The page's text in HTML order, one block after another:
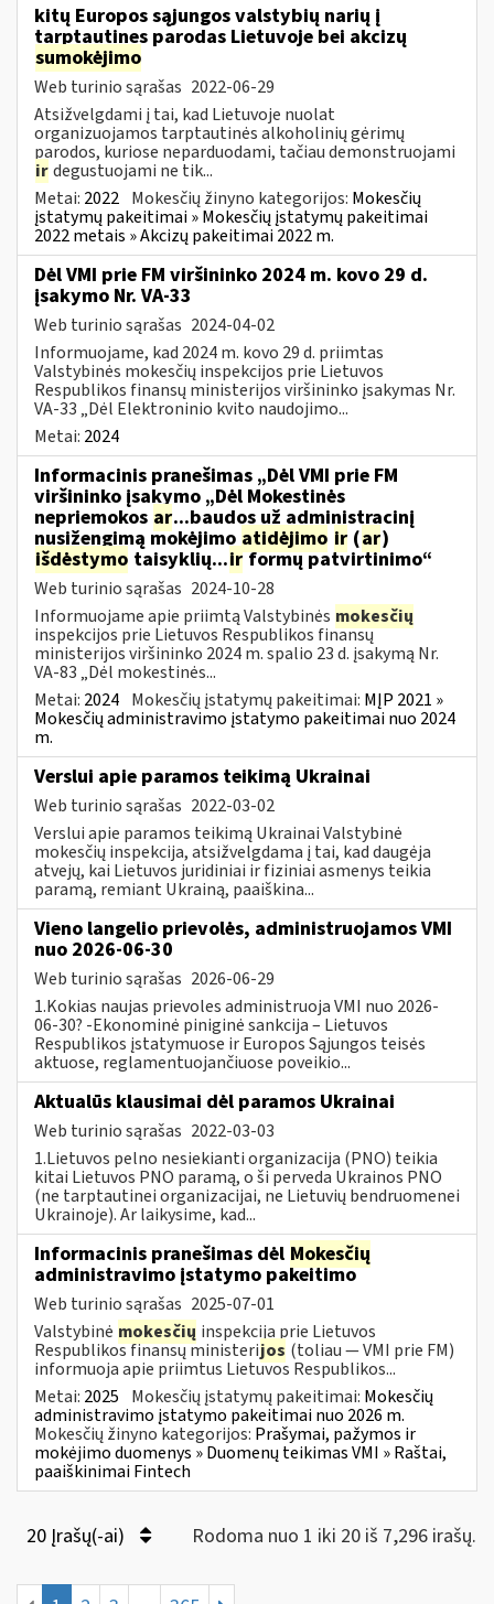
kitų Europos sąjungos valstybių narių į
tarptautines parodas Lietuvoje bei akcizų
sumokėjimo
Web turinio sąrašas 2022-06-29
Atsižvelgdami į tai, kad Lietuvoje nuolat
organizuojamos tarptautinės alkoholinių gėrimų
parodos, kuriose neparduodami, tačiau demonstruojami
irdegustuojami ne tik...
Metai: 2022 Mokesčių žinyno kategorijos: Mokesčių
įstatymų pakeitimai » Mokesčių įstatymų pakeitimai
2022 metais » Akcizų pakeitimai 2022 m.
Dėl VMI prie FM viršininko 2024 m. kovo 29 d.
įsakymo Nr. VA-33
Web turinio sąrašas 2024-04-02
Informuojame, kad 2024 m. kovo 29 d. priimtas
Valstybinės mokesčių inspekcijos prie Lietuvos
Respublikos finansų ministerijos viršininko įsakymas Nr.
VA-33 „Dėl Elektroninio kvito naudojimo...
Metai: 2024
Informacinis pranešimas „Dėl VMI prie FM
viršininko įsakymo „Dėl Mokestinės
nepriemokos ar...baudos už administracinį
nusižengimą mokėjimo atidėjimo ir (ar)
išdėstymo taisyklių...irformų patvirtinimo“
Web turinio sąrašas 2024-10-28
Informuojame apie priimtą Valstybinės mokesčių
inspekcijos prie Lietuvos Respublikos finansų
ministerijos viršininko 2024 m. spalio 23 d. įsakymą Nr.
VA-83 „Dėl mokestinės...
Metai: 2024 Mokesčių įstatymų pakeitimai: MĮP 2021 »
Mokesčių administravimo įstatymo pakeitimai nuo 2024
m.
Verslui apie paramos teikimą Ukrainai
Web turinio sąrašas 2022-03-02
Verslui apie paramos teikimą Ukrainai Valstybinė
mokesčių inspekcija, atsižvelgdama į tai, kad daugėja
atvejų, kai Lietuvos juridiniai ir fiziniai asmenys teikia
paramą, remiant Ukrainą, paaiškina...
Vieno langelio prievolės, administruojamos VMI
nuo 2026-06-30
Web turinio sąrašas 2026-06-29
1.Kokias naujas prievoles administruoja VMI nuo 2026-
06-30? -Ekonominė piniginė sankcija – Lietuvos
Respublikos įstatymuose ir Europos Sąjungos teisės
aktuose, reglamentuojančiuose poveikio...
Aktualūs klausimai dėl paramos Ukrainai
Web turinio sąrašas 2022-03-03
1.Lietuvos pelno nesiekianti organizacija (PNO) teikia
kitai Lietuvos PNO paramą, o ši perveda Ukrainos PNO
(ne tarptautinei organizacijai, ne Lietuvių bendruomenei
Ukrainoje). Ar laikysime, kad...
Informacinis pranešimas dėl Mokesčių
administravimo įstatymo pakeitimo
Web turinio sąrašas 2025-07-01
Valstybinė mokesčių inspekcija prie Lietuvos
Respublikos finansų ministerijos (toliau — VMI prie FM)
informuoja apie priimtus Lietuvos Respublikos...
Metai: 2025 Mokesčių įstatymų pakeitimai: Mokesčių
administravimo įstatymo pakeitimai nuo 2026 m.
Mokesčių žinyno kategorijos: Prašymai, pažymos ir
mokėjimo duomenys » Duomenų teikimas VMI » Raštai,
paaiškinimai Fintech
20 Įrašų(-ai) Rodoma nuo 1 iki 20 iš 7,296 irašų.